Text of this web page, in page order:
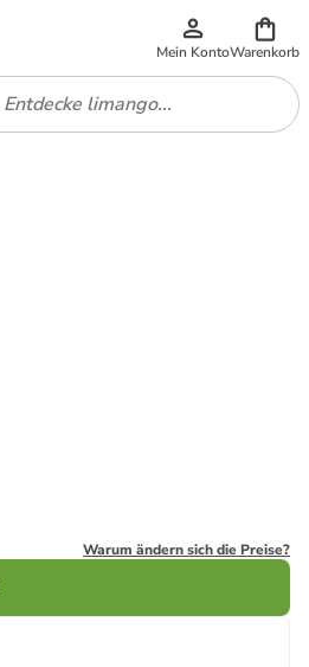
Mein KontoWarenkorb
Warum ändern sich die Preise?